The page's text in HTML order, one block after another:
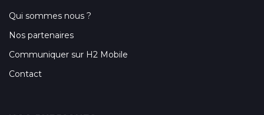
Qui sommes nous ?
Nos partenaires
Communiquer sur H2 Mobile
Contact